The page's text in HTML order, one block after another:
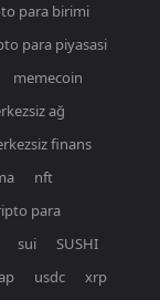
para birimi
para piyasasi
memecoin
ağ
finans
nft
para
sui
SUSHI
usdc xrp